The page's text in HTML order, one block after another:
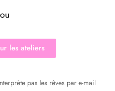
ou
les ateliers
pas les rêves par e-mail